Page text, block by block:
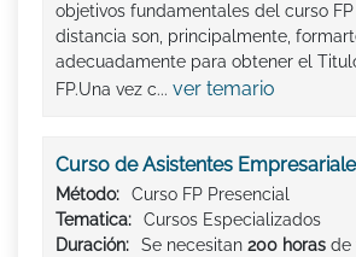
objetivos fundamentales del curso
distancia son, principalmente,
adecuadamente para obtener el
FP.Una vez c... ver temario
Curso de Asistentes
Método:
Curso FP Presencial
Tematica:
Cursos Especializados
Duración:
Se necesitan 200 horas de